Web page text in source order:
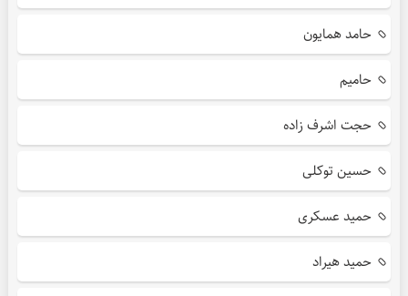
حامد همایون
حامیم
حجت اشرف زاده
حسین توکلی
حمید عسکری
حمید هیراد